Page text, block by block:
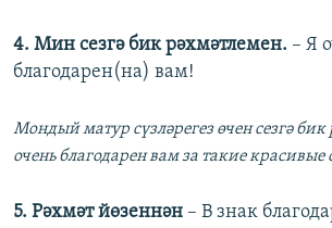
4. Мин сезгә бик рәхмәтлемен. – Я
благодарен(на) вам!
Мондый матур сүзләрегез өчен сезгә бик
очень благодарен вам за такие красивые
5. Рәхмәт йөзеннән – В знак